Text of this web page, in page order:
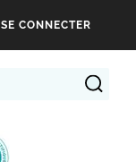
SE CONNECTER